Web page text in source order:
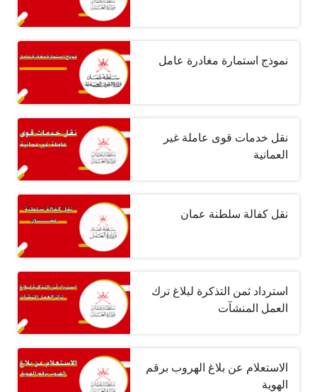
نموذج استمارة مغادرة عامل
نقل خدمات قوى عاملة غير
العمانية
نقل كفالة سلطنة عمان
استرداد ثمن التذكرة لبلاغ ترك
العمل المنشآت
الاستعلام عن بلاغ الهروب برقم
الهوية